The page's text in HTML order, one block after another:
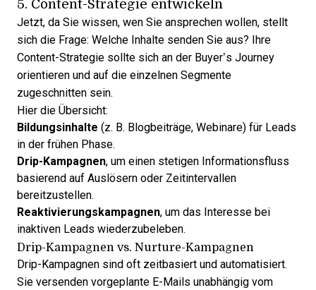
Jetzt, da Sie wissen, wen Sie ansprechen wollen, stellt
sich die Frage: Welche Inhalte senden Sie aus? Ihre
Content-Strategie sollte sich an der Buyer’s Journey
orientieren und auf die einzelnen Segmente
zugeschnitten sein.
Hier die Übersicht:
Bildungsinhalte (z. B. Blogbeiträge, Webinare) für Leads
in der frühen Phase.
Drip-Kampagnen, um einen stetigen Informationsfluss
basierend auf Auslösern oder Zeitintervallen
bereitzustellen.
Reaktivierungskampagnen, um das Interesse bei
inaktiven Leads wiederzubeleben.
Drip-Kampagnen vs. Nurture-Kampagnen
Drip-Kampagnen sind oft zeitbasiert und automatisiert.
Sie versenden vorgeplante E-Mails unabhängig vom